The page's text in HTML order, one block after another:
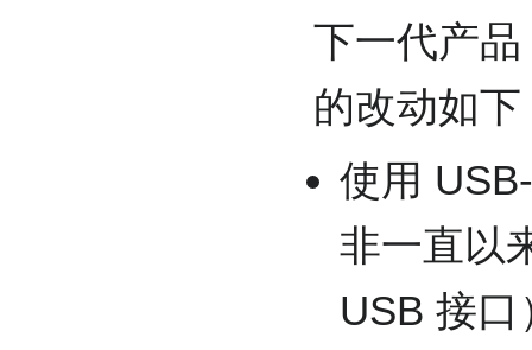
下一代产
的改动如下
使用
非一直以
USB 接